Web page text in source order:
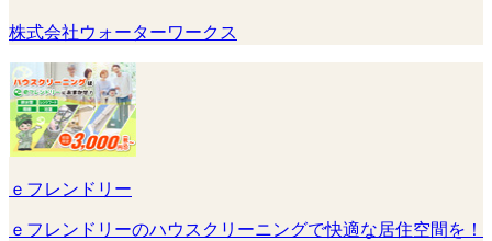
株式会社ウォーターワークス
ｅフレンドリー
ｅフレンドリーのハウスクリーニングで快適な居住空間を！